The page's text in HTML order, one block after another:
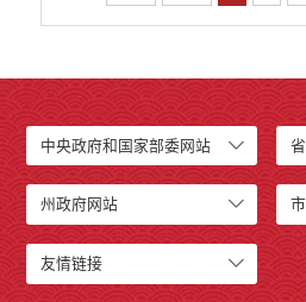
中央政府和国家部委网站
州政府网站
友情链接